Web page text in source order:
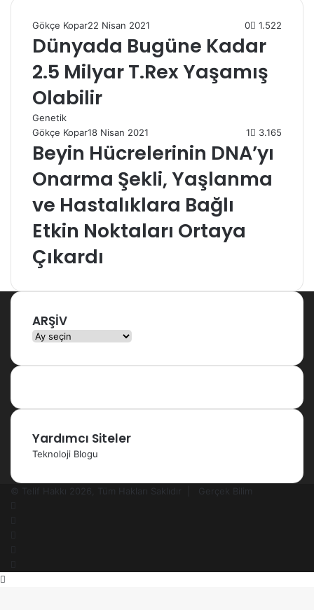
Gökçe Kopar22 Nisan 2021 0 1.522
Dünyada Bugüne Kadar
2.5 Milyar T.Rex Yaşamış
Olabilir
Genetik
Gökçe Kopar18 Nisan 2021 1 3.165
Beyin Hücrelerinin DNA’yı
Onarma Şekli, Yaşlanma
ve Hastalıklara Bağlı
Etkin Noktaları Ortaya
Çıkardı
ARŞİV
ARŞİV
Yardımcı Siteler
Teknoloji Blogu
© Telif Hakkı 2026, Tüm Hakları Saklıdır | Gerçek Bilim